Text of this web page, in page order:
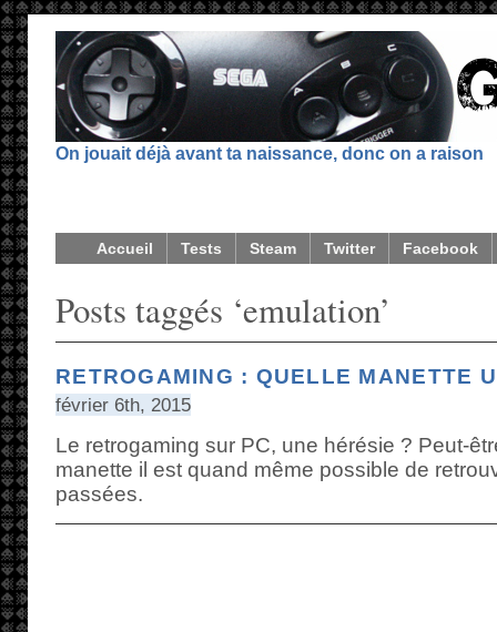
On jouait déjà avant ta naissance, donc on a raison
Accueil Tests Steam Twitter Facebook
Posts taggés ‘emulation’
RETROGAMING : QUELLE MANETTE
février 6th, 2015
Le retrogaming sur PC, une hérésie ? Peut-
manette il est quand même possible de
passées.